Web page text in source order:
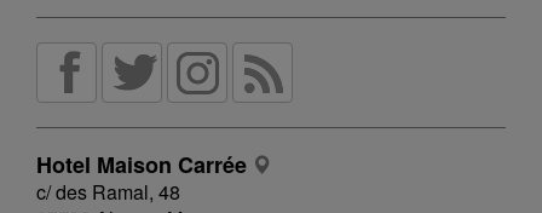
Hotel Maison Carrée
c/ des Ramal, 48